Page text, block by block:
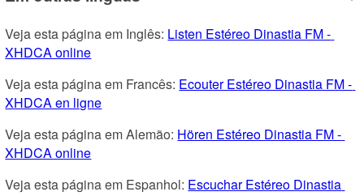
Veja esta página em Inglês: Listen Estéreo Dinastia FM -
XHDCA online
Veja esta página em Francês: Ecouter Estéreo Dinastia FM -
XHDCA en ligne
Veja esta página em Alemão: Hören Estéreo Dinastia FM -
XHDCA online
Veja esta página em Espanhol: Escuchar Estéreo Dinastia